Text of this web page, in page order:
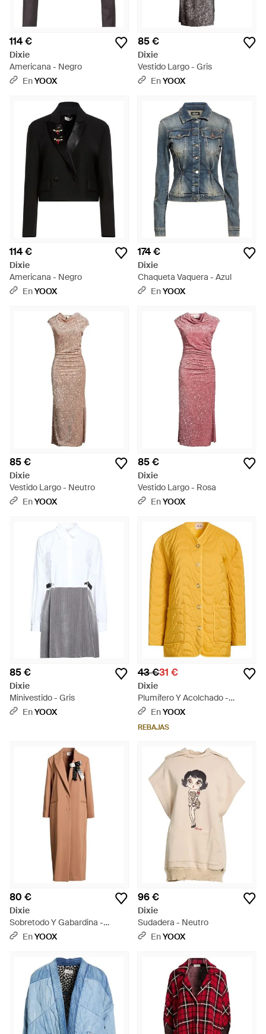
114 €
Dixie
Americana - Negro
EnYOOX
85 €
Dixie
Vestido Largo - Gris
EnYOOX
114 €
Dixie
Americana - Negro
EnYOOX
174 €
Dixie
Chaqueta Vaquera - Azul
EnYOOX
85 €
Dixie
Vestido Largo - Neutro
EnYOOX
85 €
Dixie
Vestido Largo - Rosa
EnYOOX
85 €
Dixie
Minivestido - Gris
EnYOOX
43 €31 €
Dixie
Plumífero Y Acolchado -
Amarillo
EnYOOX
REBAJAS
80 €
Dixie
Sobretodo Y Gabardina -
Neutro
EnYOOX
96 €
Dixie
Sudadera - Neutro
EnYOOX